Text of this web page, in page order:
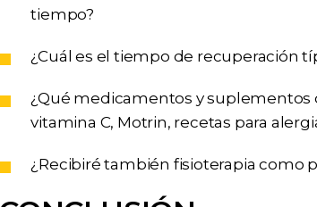
tiempo?
¿Cuál es el tiempo de recuperación
¿Qué medicamentos y suplementos
vitamina C, Motrin, recetas para
¿Recibiré también fisioterapia como